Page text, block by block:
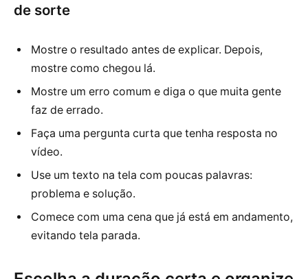
de sorte
Mostre o resultado antes de explicar. Depois,
mostre como chegou lá.
Mostre um erro comum e diga o que muita gente
faz de errado.
Faça uma pergunta curta que tenha resposta no
vídeo.
Use um texto na tela com poucas palavras:
problema e solução.
Comece com uma cena que já está em andamento,
evitando tela parada.